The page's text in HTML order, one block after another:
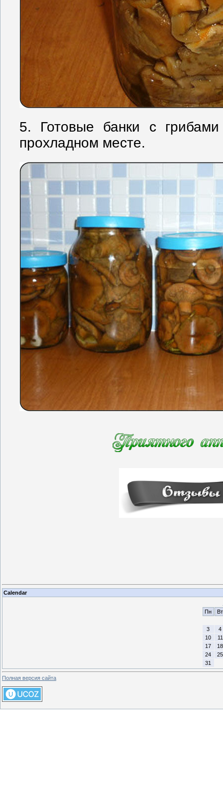
5. Готовые банки с
прохладном месте.
Calendar
Пн
Вт
3
4
10
11
17
18
24
25
31
Полная версия сайта